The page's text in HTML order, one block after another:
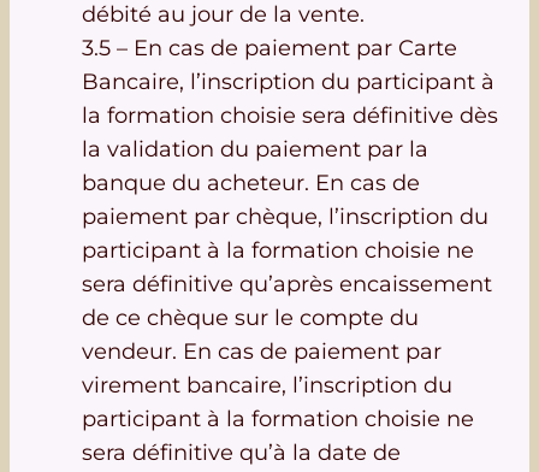
débité au jour de la vente.
3.5 – En cas de paiement par Carte
Bancaire, l’inscription du participant à
la formation choisie sera définitive dès
la validation du paiement par la
banque du acheteur. En cas de
paiement par chèque, l’inscription du
participant à la formation choisie ne
sera définitive qu’après encaissement
de ce chèque sur le compte du
vendeur. En cas de paiement par
virement bancaire, l’inscription du
participant à la formation choisie ne
sera définitive qu’à la date de